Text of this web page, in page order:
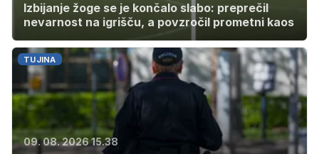
Izbijanje žoge se je končalo slabo: preprečil
nevarnost na igrišču, a povzročil prometni kaos
TUJINA
09. 08. 2026 15.38